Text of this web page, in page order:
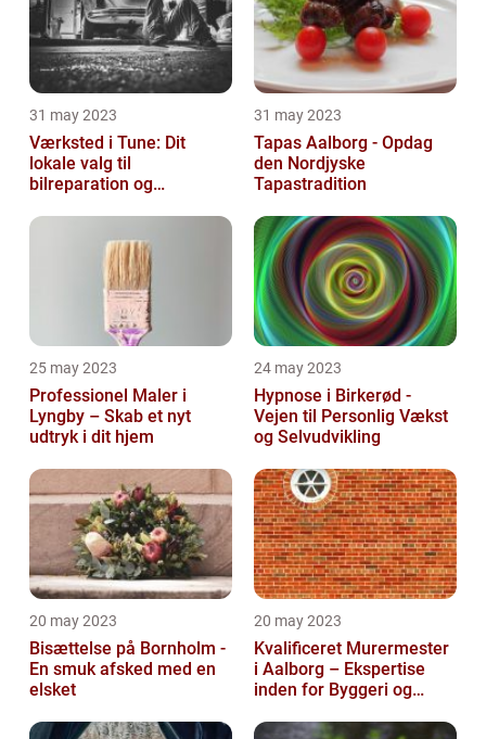
31 may 2023
Værksted i Tune: Dit
lokale valg til
bilreparation og
31 may 2023
Tapas Aalborg - Opdag
den Nordjyske
Tapastradition
25 may 2023
Professionel Maler i
Lyngby – Skab et nyt
udtryk i dit hjem
24 may 2023
Hypnose i Birkerød -
Vejen til Personlig Vækst
og Selvudvikling
20 may 2023
Bisættelse på Bornholm -
En smuk afsked med en
elsket
20 may 2023
Kvalificeret Murermester
i Aalborg – Ekspertise
inden for Byggeri og